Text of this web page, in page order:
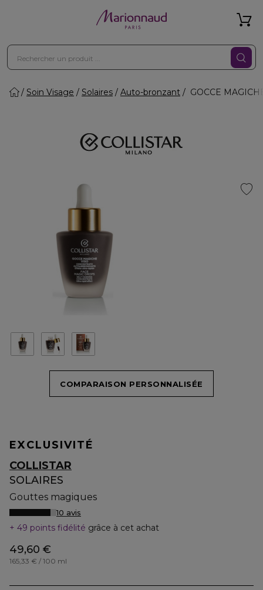
Soin Visage Solaires Auto-bronzant GOCCE
COMPARAISON PERSONNALISÉE
EXCLUSIVITÉ
COLLISTAR
SOLAIRES
Gouttes magiques
10 avis
49 points fidélité grâce à cet achat
49,60 €
165,33 € / 100 ml